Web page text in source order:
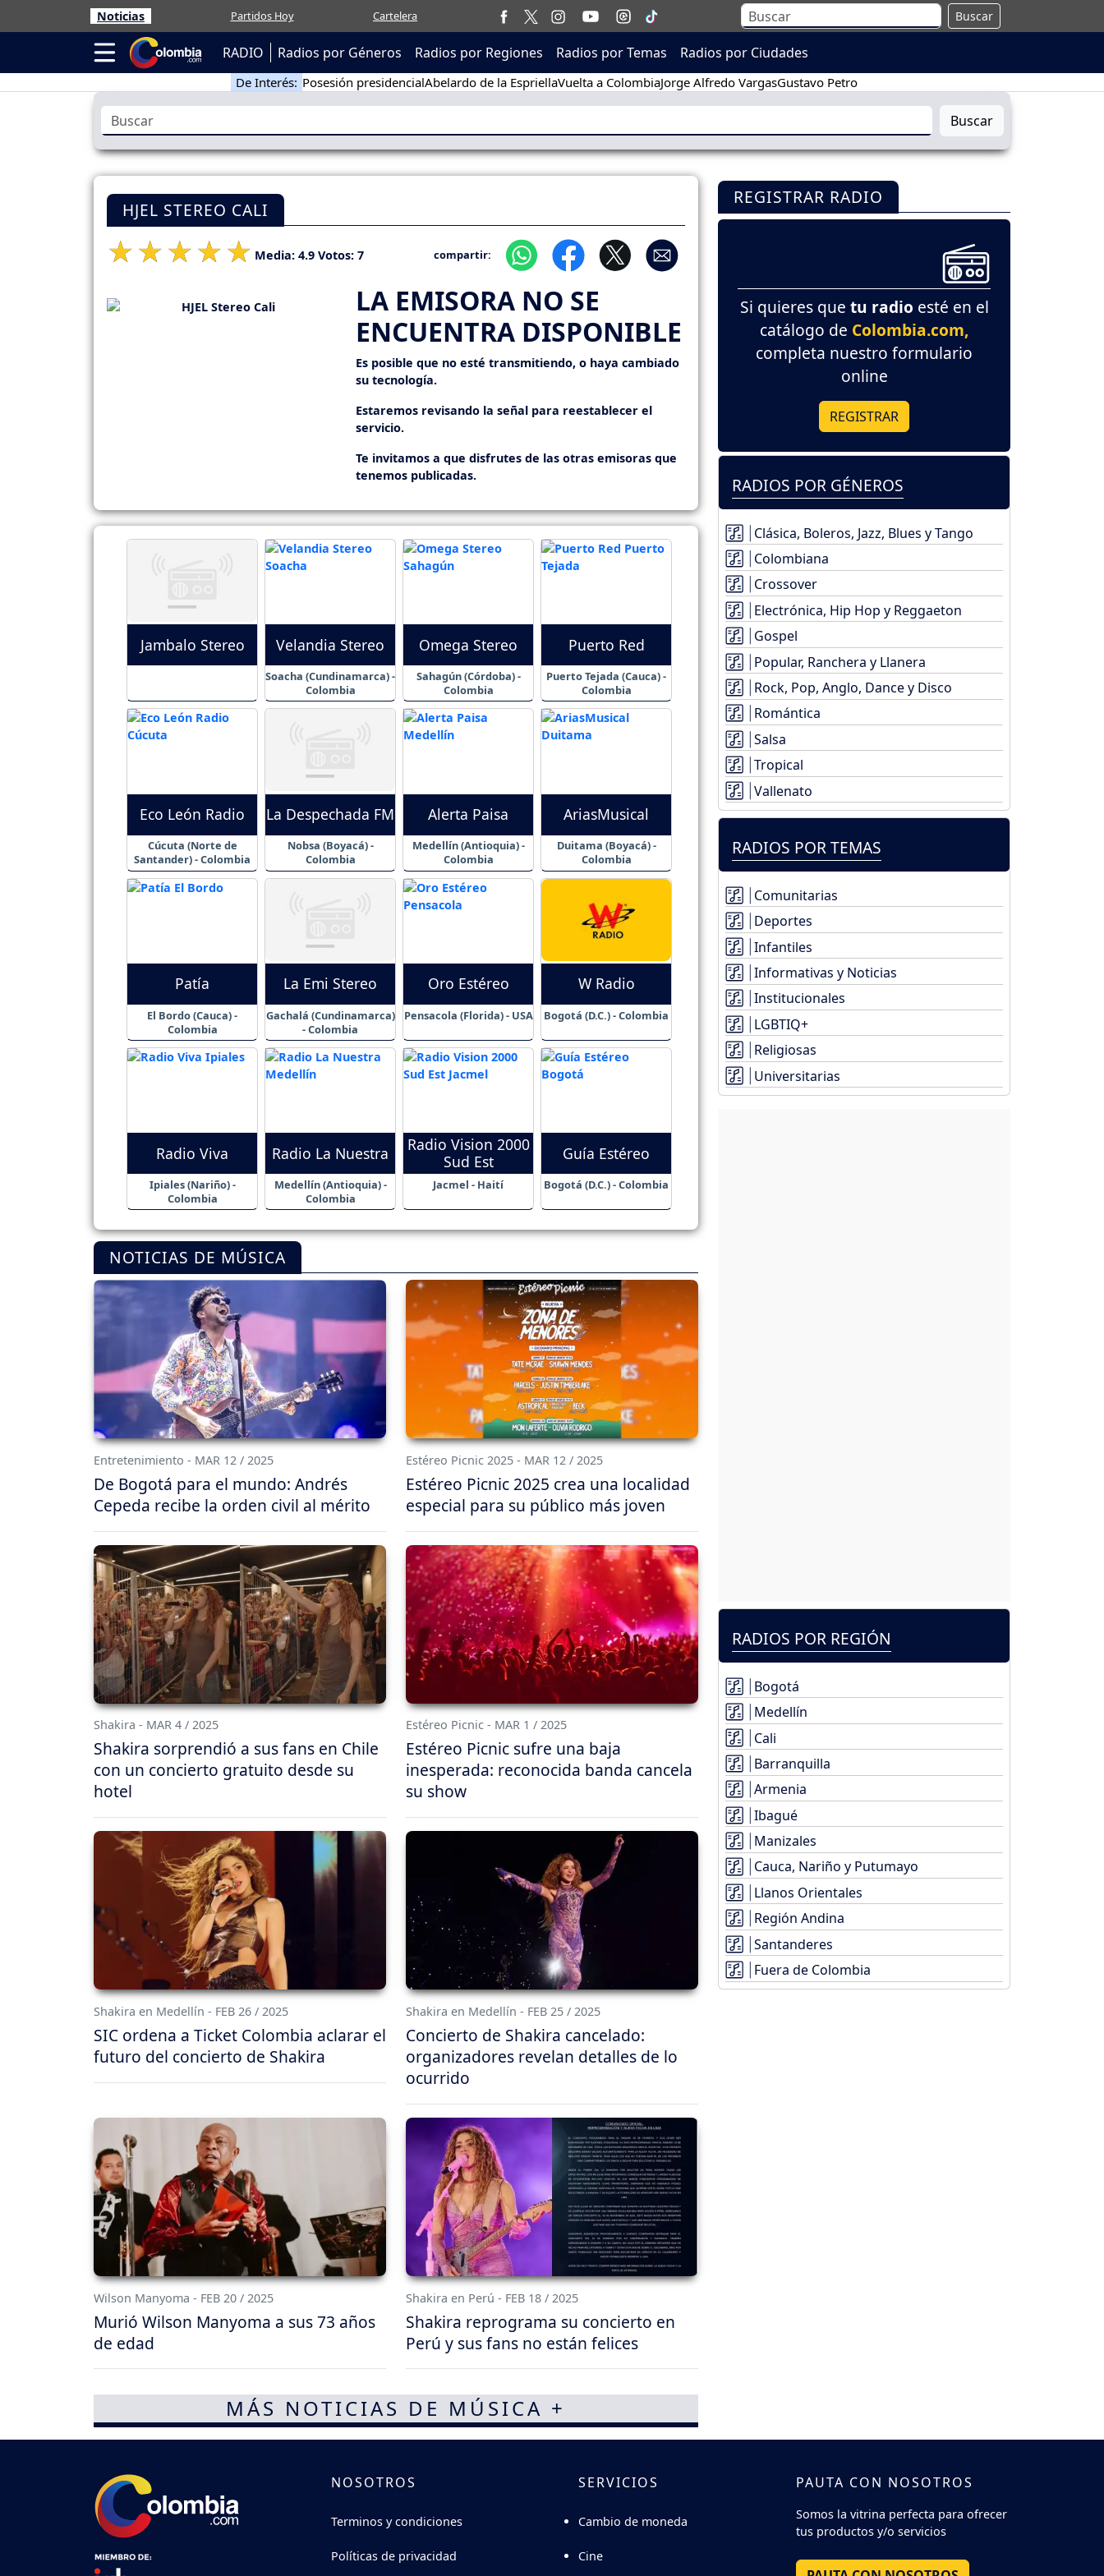
Noticias Partidos Hoy Cartelera Buscar
RADIO Radios por Géneros Radios por Regiones Radios por Temas Radios por Ciudades
De Interés: Posesión presidencialAbelardo de la EspriellaVuelta a ColombiaJorge Alfredo VargasGustavo Petro
Buscar
HJEL STEREO CALI
Media: 4.9 Votos: 7 compartir:
LA EMISORA NO SE
ENCUENTRA DISPONIBLE
Es posible que no esté transmitiendo, o haya cambiado
su tecnología.
Estaremos revisando la señal para reestablecer el
servicio.
Te invitamos a que disfrutes de las otras emisoras que
tenemos publicadas.
Jambalo Stereo Velandia Stereo
Soacha (Cundinamarca) -
Colombia
Omega Stereo
Sahagún (Córdoba) -
Colombia
Puerto Red
Puerto Tejada (Cauca) -
Colombia
Eco León Radio
Cúcuta (Norte de
Santander) - Colombia
La Despechada FM
Nobsa (Boyacá) -
Colombia
Alerta Paisa
Medellín (Antioquia) -
Colombia
AriasMusical
Duitama (Boyacá) -
Colombia
Patía
El Bordo (Cauca) -
Colombia
La Emi Stereo
Gachalá (Cundinamarca)
- Colombia
Oro Estéreo
Pensacola (Florida) - USA
W Radio
Bogotá (D.C.) - Colombia
Radio Viva
Ipiales (Nariño) -
Colombia
Radio La Nuestra
Medellín (Antioquia) -
Colombia
Radio Vision 2000
Sud Est
Jacmel - Haití
Guía Estéreo
Bogotá (D.C.) - Colombia
NOTICIAS DE MÚSICA
Entretenimiento - MAR 12 / 2025
De Bogotá para el mundo: Andrés
Cepeda recibe la orden civil al mérito
Estéreo Picnic 2025 - MAR 12 / 2025
Estéreo Picnic 2025 crea una localidad
especial para su público más joven
Shakira - MAR 4 / 2025
Shakira sorprendió a sus fans en Chile
con un concierto gratuito desde su
hotel
Estéreo Picnic - MAR 1 / 2025
Estéreo Picnic sufre una baja
inesperada: reconocida banda cancela
su show
Shakira en Medellín - FEB 26 / 2025
SIC ordena a Ticket Colombia aclarar el
futuro del concierto de Shakira
Shakira en Medellín - FEB 25 / 2025
Concierto de Shakira cancelado:
organizadores revelan detalles de lo
ocurrido
Wilson Manyoma - FEB 20 / 2025
Murió Wilson Manyoma a sus 73 años
de edad
Shakira en Perú - FEB 18 / 2025
Shakira reprograma su concierto en
Perú y sus fans no están felices
MÁS NOTICIAS DE MÚSICA +
REGISTRAR RADIO
Si quieres que tu radio esté en el
catálogo de Colombia.com,
completa nuestro formulario
online
REGISTRAR
RADIOS POR GÉNEROS
Clásica, Boleros, Jazz, Blues y Tango
Colombiana
Crossover
Electrónica, Hip Hop y Reggaeton
Gospel
Popular, Ranchera y Llanera
Rock, Pop, Anglo, Dance y Disco
Romántica
Salsa
Tropical
Vallenato
RADIOS POR TEMAS
Comunitarias
Deportes
Infantiles
Informativas y Noticias
Institucionales
LGBTIQ+
Religiosas
Universitarias
RADIOS POR REGIÓN
Bogotá
Medellín
Cali
Barranquilla
Armenia
Ibagué
Manizales
Cauca, Nariño y Putumayo
Llanos Orientales
Región Andina
Santanderes
Fuera de Colombia
NOSOTROS
Terminos y condiciones
Políticas de privacidad
SERVICIOS
Cambio de moneda
Cine
PAUTA CON NOSOTROS
Somos la vitrina perfecta para ofrecer
tus productos y/o servicios